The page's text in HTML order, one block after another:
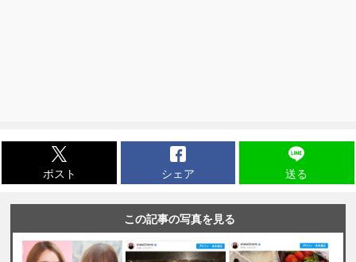
ポスト シェア 送る
この記事の写真を見る